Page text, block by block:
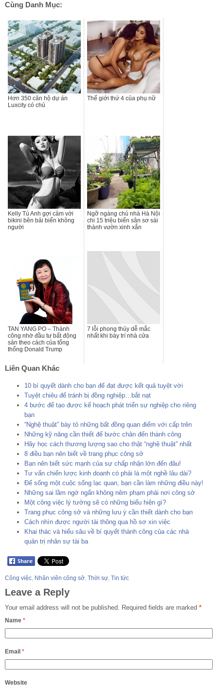
Cùng Danh Mục:
Hơn 350 căn hộ dự án
Luxcity có chủ
Thế giới thứ 4 của phụ nữ
Kelly Tú Anh gợi cảm với
bikini bên bải biển không
người
Ngỡ ngàng chủ nhà Hà Nội
chi 15 triệu biến sân sơ sài
thành vườn xinh xắn
TAN YANG PO – Thành
công nhờ đầu tư bất động
sản theo cách của tổng
thống Donald Trump
7 lỗi phong thủy dễ mắc
nhất khi bày trí nhà cửa
Liên Quan Khác
10 bí quyết dành cho bạn để đạt được kết quả tuyệt vời
Tuyệt chiêu để tránh bị đồng nghiệp…bắt nạt
4 bước để tạo được kế hoạch phát triển sự nghiệp cho riêng
bạn
“Nghệ thuật” bày tỏ những bất đồng quan điểm với cấp trên
Những kỹ năng cần thiết để bước chân đến thành công
Hãy học cách thương lượng sao cho thật “nghệ thuật” nhất
8 điều bạn nên biết về trang phục công sở
Bạn nên biết sức mạnh của sự chấp nhận lớn đến đâu!
Tư vấn chiến lược kinh doanh có phải là một nghề lâu dài?
Để sống một cuộc sống lạc quan, bạn cần làm những điều này!
Những sai lầm ngớ ngẩn không nêm phạm phải nơi công sở
Một công việc lý tưởng sẽ có những biểu hiện gì?
Trang phục công sở và những lưu ý cần thiết dành cho bạn
Cách nhìn được người tài thông qua hồ sơ xin việc
Khai thác và hiểu sâu về bí quyết thành công của các nhà
quản trị nhân sự tài ba
Công việc, Nhân viên công sở, Thời sự, Tin tức
Leave a Reply
Your email address will not be published. Required fields are marked *
Name *
Email *
Website